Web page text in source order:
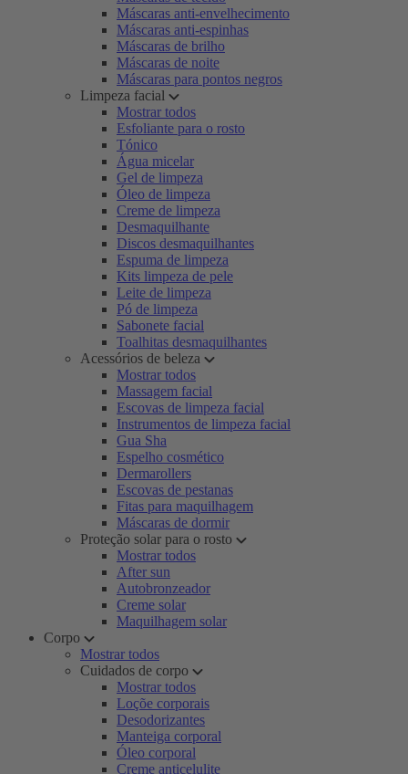
Máscaras anti-envelhecimento
Máscaras anti-espinhas
Máscaras de brilho
Máscaras de noite
Máscaras para pontos negros
Limpeza facial
Mostrar todos
Esfoliante para o rosto
Tónico
Água micelar
Gel de limpeza
Óleo de limpeza
Creme de limpeza
Desmaquilhante
Discos desmaquilhantes
Espuma de limpeza
Kits limpeza de pele
Leite de limpeza
Pó de limpeza
Sabonete facial
Toalhitas desmaquilhantes
Acessórios de beleza
Mostrar todos
Massagem facial
Escovas de limpeza facial
Instrumentos de limpeza facial
Gua Sha
Espelho cosmético
Dermarollers
Escovas de pestanas
Fitas para maquilhagem
Máscaras de dormir
Proteção solar para o rosto
Mostrar todos
After sun
Autobronzeador
Creme solar
Maquilhagem solar
Corpo
Mostrar todos
Cuidados de corpo
Mostrar todos
Loçõe corporais
Desodorizantes
Manteiga corporal
Óleo corporal
Creme anticelulite